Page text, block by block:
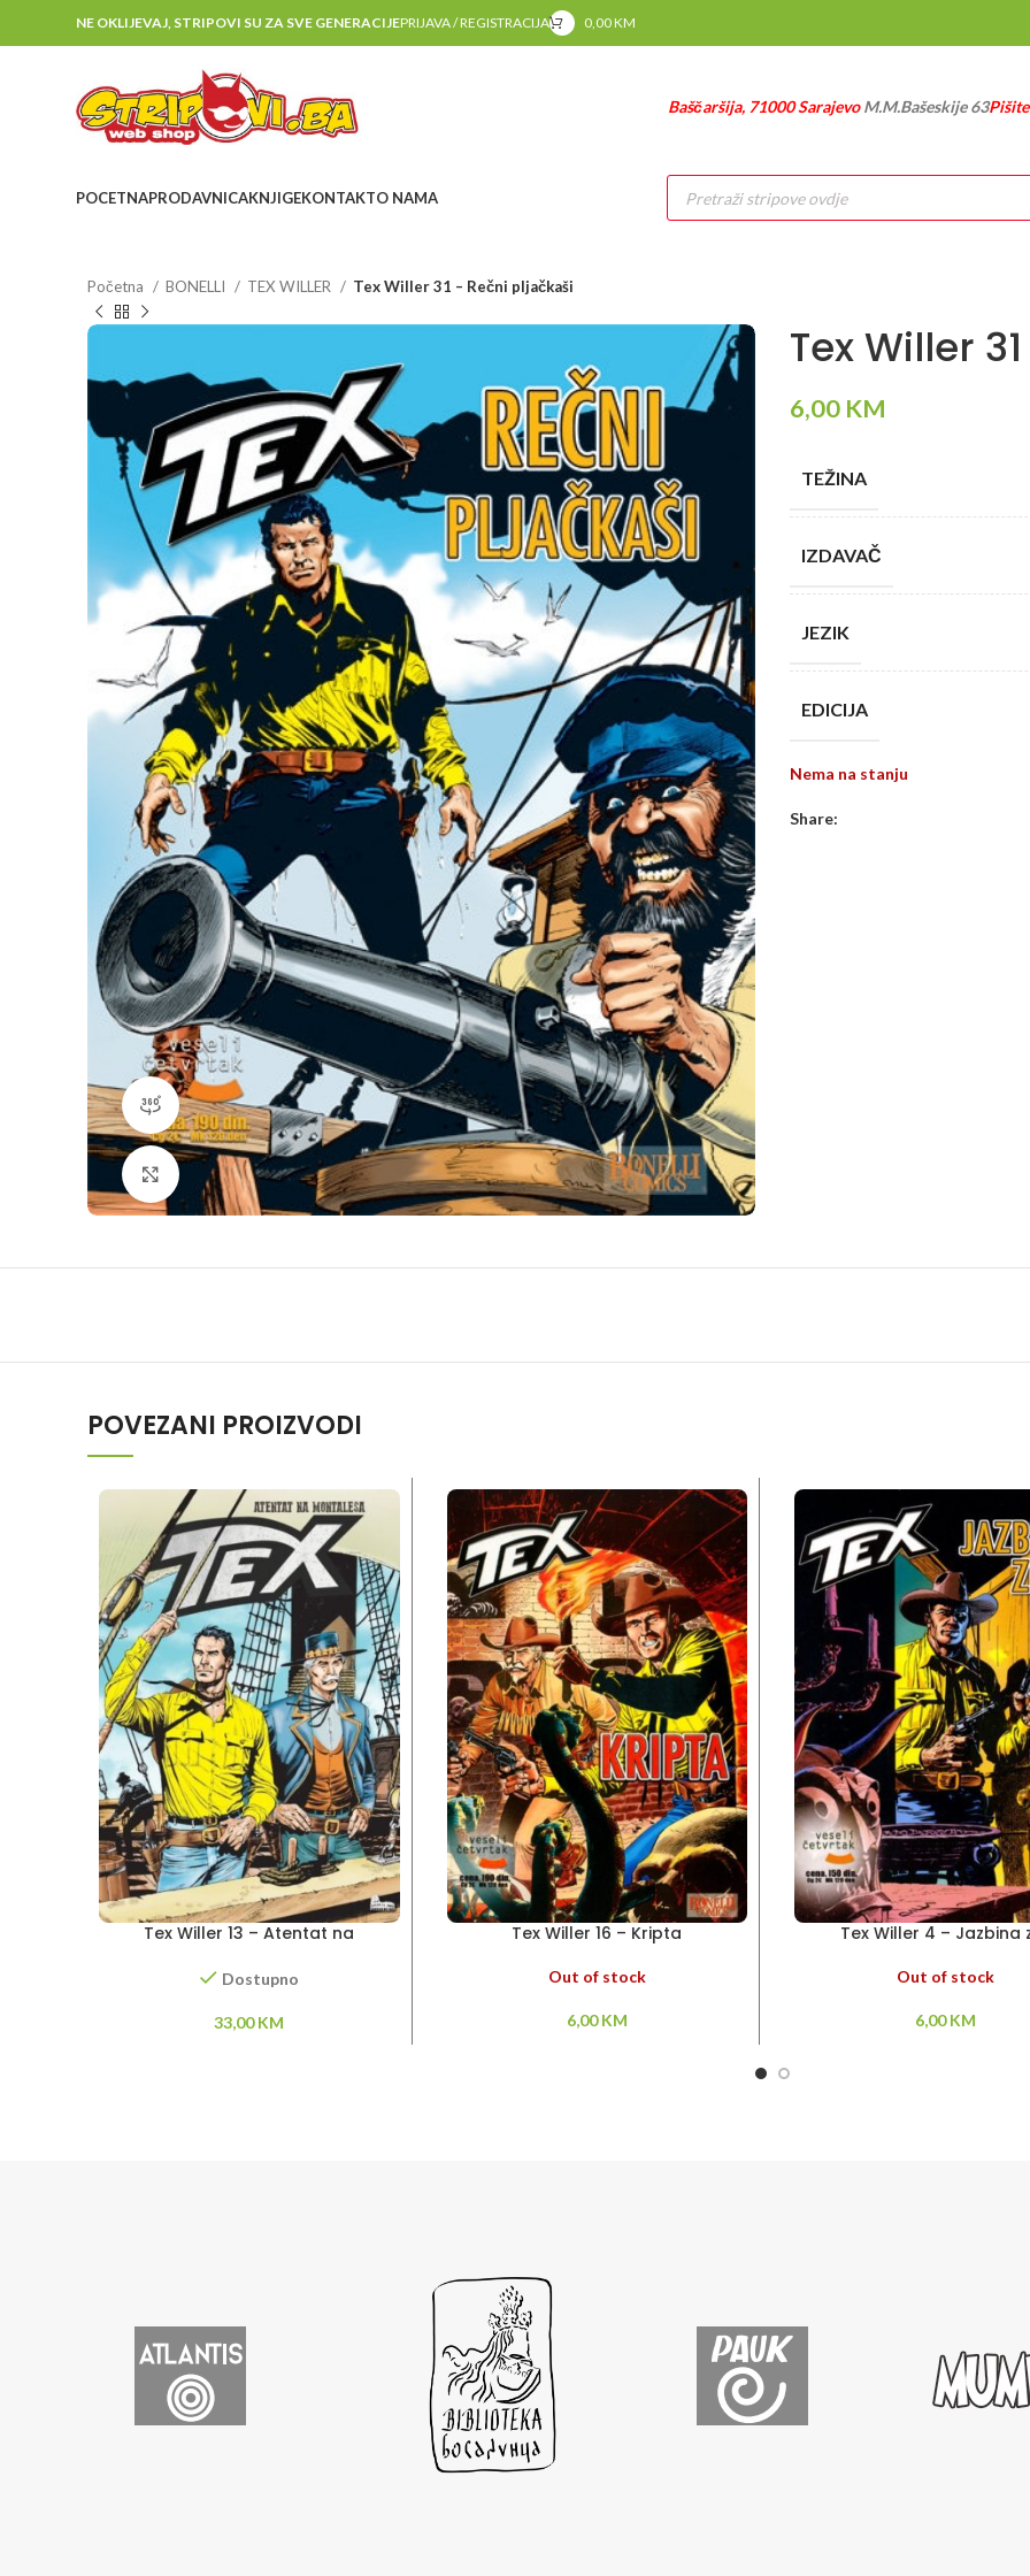
NE OKLIJEVAJ, STRIPOVI SU ZA SVE GENERACIJEPRIJAVA / REGISTRACIJA 0,00KM
Baščaršija, 71000 SarajevoM.M.Bašeskije 63
POCETNAPRODAVNICAKNJIGEKONTAKTO NAMA
Products
search
Početna BONELLI TEX WILLER Tex Willer 31 – Rečni pljačkaši
360 product view
Klikni da povečaš
Tex Willer
6,00 KM
TEŽINA
IZDAVAČ
JEZIK
EDICIJA
Nema na stanju
Share:
POVEZANI PROIZVODI
Tex Willer 13 – Atentat na
Dostupno
33,00KM
Tex Willer 16 – Kripta
Out of stock
6,00KM
Tex Willer 4 – Jazbina
Out of stock
6,00KM